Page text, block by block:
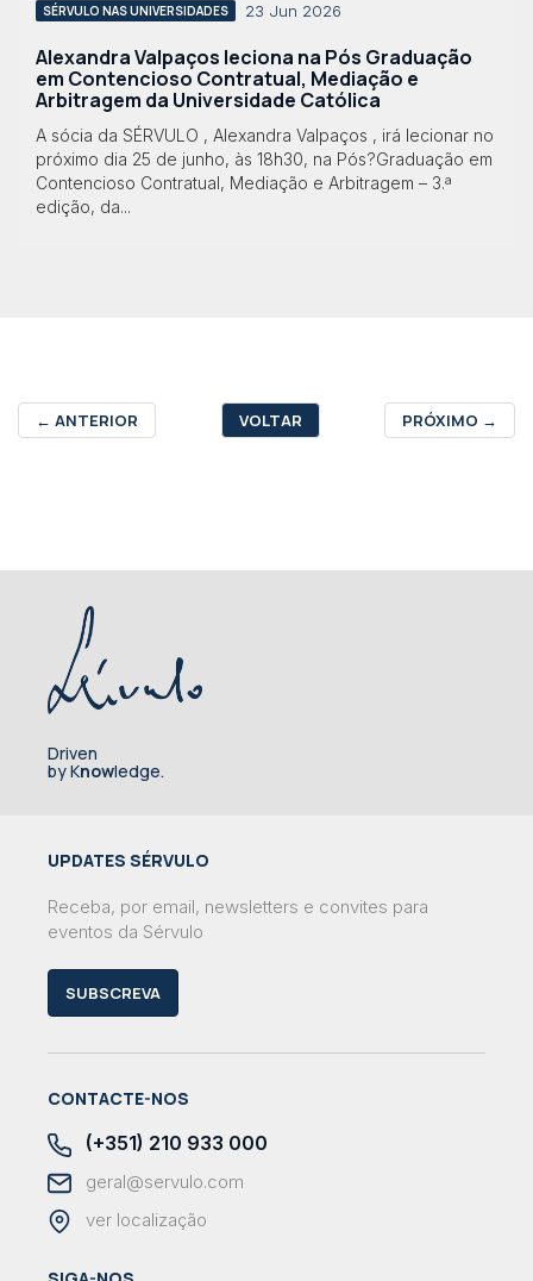
SÉRVULO NAS UNIVERSIDADES 23 Jun 2026
Alexandra Valpaços leciona na Pós Graduação
em Contencioso Contratual, Mediação e
Arbitragem da Universidade Católica
A sócia da SÉRVULO , Alexandra Valpaços , irá lecionar no
próximo dia 25 de junho, às 18h30, na Pós?Graduação em
Contencioso Contratual, Mediação e Arbitragem – 3.ª
edição, da...
← ANTERIOR VOLTAR PRÓXIMO →
Driven
by Knowledge.
UPDATES SÉRVULO
Receba, por email, newsletters e convites para
eventos da Sérvulo
SUBSCREVA
CONTACTE-NOS
(+351) 210 933 000
geral@servulo.com
ver localização